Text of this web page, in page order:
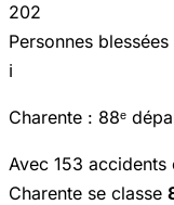
202
Personnes blessées
ℹ️
Charente : 88ᵉ
Avec 153
Charente se classe